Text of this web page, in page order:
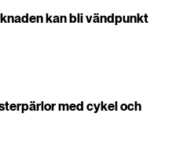
kan bli vändpunkt
med cykel och